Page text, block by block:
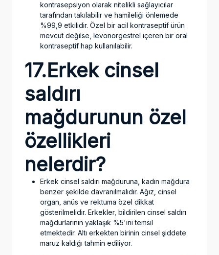
kontrasepsiyon olarak nitelikli sağlayıcılar
tarafından takılabilir ve hamileliği önlemede
%99,9 etkilidir. Özel bir acil kontraseptif ürün
mevcut değilse, levonorgestrel içeren bir oral
kontraseptif hap kullanılabilir.
17.Erkek cinsel
saldırı
mağdurunun özel
özellikleri
nelerdir?
Erkek cinsel saldırı mağduruna, kadın mağdura
benzer şekilde davranılmalıdır. Ağız, cinsel
organ, anüs ve rektuma özel dikkat
gösterilmelidir. Erkekler, bildirilen cinsel saldırı
mağdurlarının yaklaşık %5'ini temsil
etmektedir. Altı erkekten birinin cinsel şiddete
maruz kaldığı tahmin ediliyor.